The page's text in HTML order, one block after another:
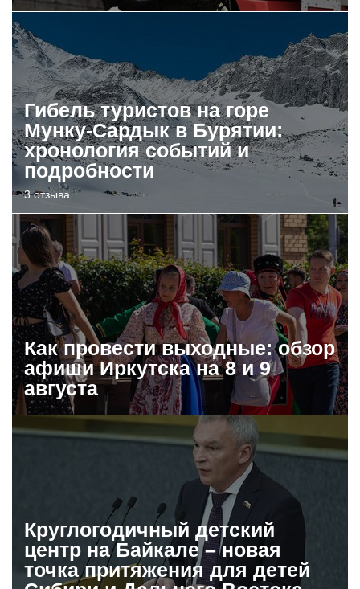
Гибель туристов на горе
Мунку-Сардык в Бурятии:
хронология событий и
подробности
3 отзыва
Как провести выходные: обзор
афиши Иркутска на 8 и 9
августа
Круглогодичный детский
центр на Байкале – новая
точка притяжения для детей